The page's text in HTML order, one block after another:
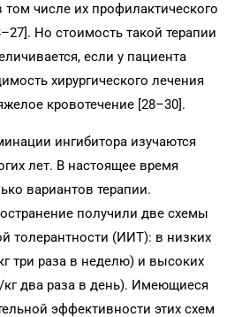
числе их профилактического
Но стоимость такой терапии
если у пациента
хирургического лечения
кровотечение [28–30].
ингибитора изучаются
лет. В настоящее время
вариантов терапии.
получили две схемы
толерантности (ИИТ): в низких
три раза в неделю) и высоких
два раза в день). Имеющиеся
эффективности этих схем